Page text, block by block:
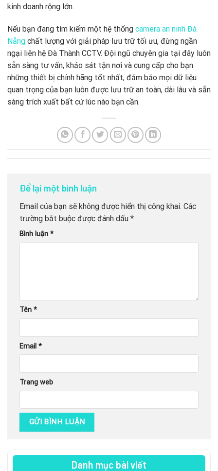
kinh doanh rộng lớn.
Nếu bạn đang tìm kiếm một hệ thống camera an ninh Đà
Nẵng chất lượng với giải pháp lưu trữ tối ưu, đừng ngần
ngại liên hệ Đà Thành CCTV. Đội ngũ chuyên gia tại đây luôn
sẵn sàng tư vấn, khảo sát tận nơi và cung cấp cho bạn
những thiết bị chính hãng tốt nhất, đảm bảo mọi dữ liệu
quan trọng của bạn luôn được lưu trữ an toàn, dài lâu và sẵn
sàng trích xuất bất cứ lúc nào bạn cần.
Để lại một bình luận
Email của bạn sẽ không được hiển thị công khai. Các
trường bắt buộc được đánh dấu *
Bình luận *
Tên *
Email *
Trang web
Danh mục bài viết